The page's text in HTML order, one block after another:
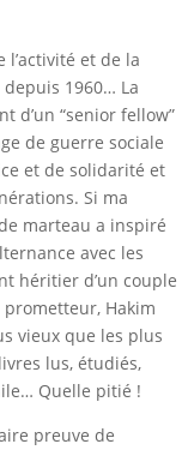
l’activité et de la
1960… La
d’un “senior fellow”
de guerre sociale
et de solidarité et
Si ma
marteau a inspiré
avec les
héritier d’un couple
prometteur, Hakim
vieux que les plus
lus, étudiés,
Quelle pitié !
preuve de